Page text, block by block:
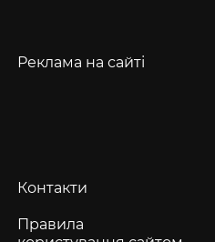
Реклама на сайті
Контакти
Правила